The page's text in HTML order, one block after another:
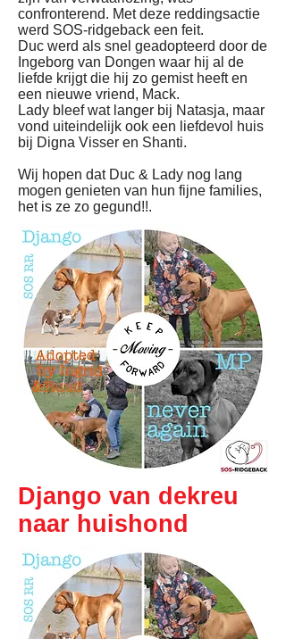
confronterend. Met deze reddingsactie
werd SOS-ridgeback een feit.
Duc werd als snel geadopteerd door de
Ingeborg van Dongen waar hij al de
liefde krijgt die hij zo gemist heeft en
een nieuwe vriend, Mack.
Lady bleef wat langer bij Natasja, maar
vond uiteindelijk ook een liefdevol huis
bij Digna Visser en Shanti.
Wij hopen dat Duc & Lady nog lang
mogen genieten van hun fijne families,
het is ze zo gegund!!.
Django van dekreu
naar huishond